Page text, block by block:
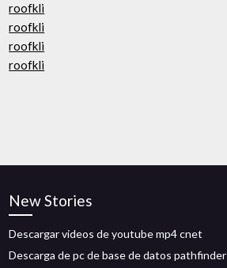
roofkli
roofkli
roofkli
roofkli
New Stories
Descargar videos de youtube mp4 cnet
Descarga de pc de base de datos pathfinder